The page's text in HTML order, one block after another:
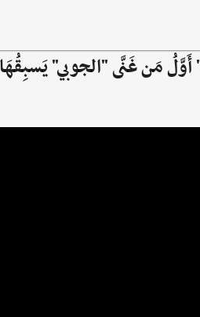
أَوَّلُ مَن غَنَّى "الجوبي"